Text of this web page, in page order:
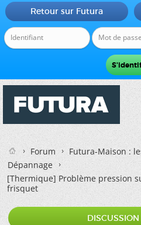
Retour sur Futura
Forum
Futura-Maison :
Dépannage
[Thermique]Problème pression
frisquet